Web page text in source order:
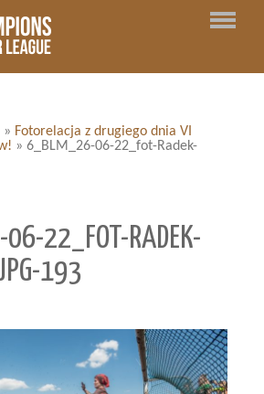
» Fotorelacja z drugiego dnia VI
» 6_BLM_26-06-22_fot-Radek-
22_FOT-RADEK-
193